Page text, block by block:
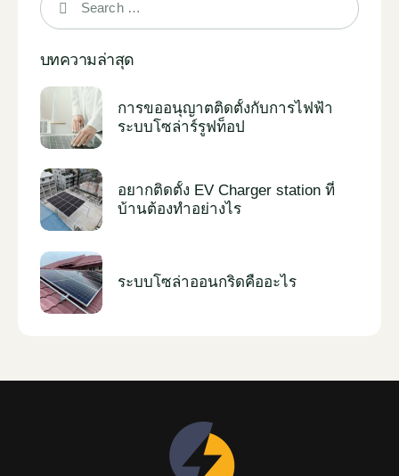
บทความล่าสุด
การขออนุญาตติดตั้งกับการไฟฟ้า
ระบบโซล่าร์รูฟท็อป
อยากติดตั้ง EV Charger station ที่
บ้านต้องทำอย่างไร
ระบบโซล่าออนกริดคืออะไร